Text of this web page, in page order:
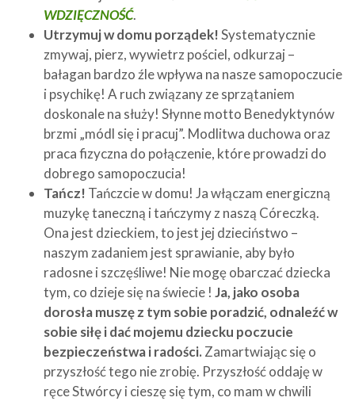
WDZIĘCZNOŚĆ.
Utrzymuj w domu porządek!Systematycznie
zmywaj, pierz, wywietrz pościel, odkurzaj –
bałagan bardzo źle wpływa na nasze samopoczucie
i psychikę! A ruch związany ze sprzątaniem
doskonale na służy! Słynne motto Benedyktynów
brzmi „módl się i pracuj”. Modlitwa duchowa oraz
praca fizyczna do połączenie, które prowadzi do
dobrego samopoczucia!
Tańcz! Tańczcie w domu! Ja włączam energiczną
muzykę taneczną i tańczymy z naszą Córeczką.
Ona jest dzieckiem, to jest jej dzieciństwo –
naszym zadaniem jest sprawianie, aby było
radosne i szczęśliwe! Nie mogę obarczać dziecka
tym, co dzieje się na świecie ! Ja, jako osoba
dorosła muszę z tym sobie poradzić, odnaleźć w
sobie siłę i dać mojemu dziecku poczucie
bezpieczeństwa i radości. Zamartwiając się o
przyszłość tego nie zrobię. Przyszłość oddaję w
ręce Stwórcy i cieszę się tym, co mam w chwili